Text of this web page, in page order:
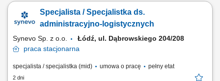
działem zakupów, sprzedaży oraz handlowcami w celu zapewnienia
bezproblemowej i terminowej wysyłki zamówień. Nadzorowanie
Specjalista / Specjalistka ds.
administracyjno-logistycznych​
Synevo Sp. z o.o.
Łódź, ul. Dąbrowskiego 204/208
praca stacjonarna
specjalista / specjalistka (mid) umowa o pracę pełny etat
2 dni